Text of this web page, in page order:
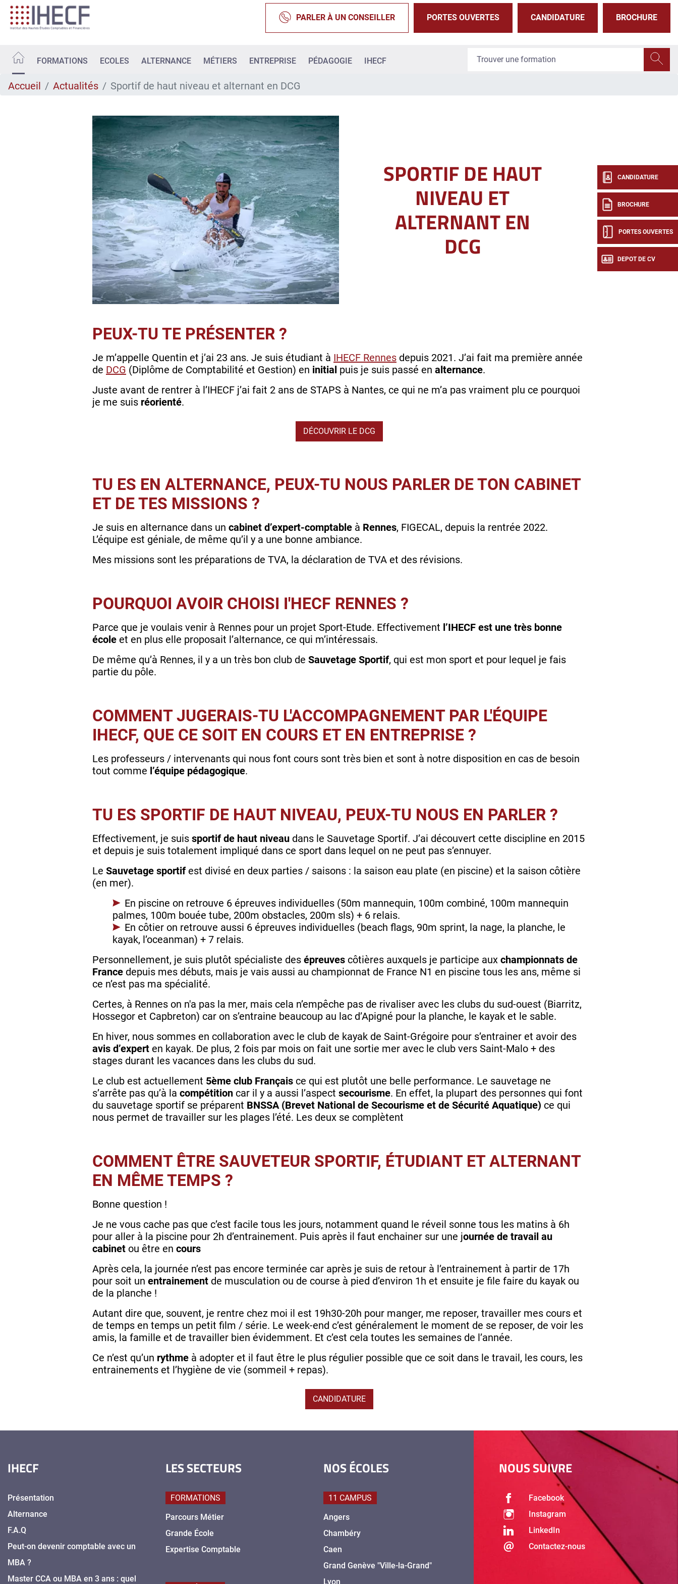
Aller
contenu
PARLER À UN CONSEILLER PORTES OUVERTES CANDIDATURE BROCHURE
FORMATIONS ECOLES ALTERNANCE MÉTIERS ENTREPRISE PÉDAGOGIE IHECF
CANDIDATURE
BROCHURE
PORTES OUVERTES
DEPOT DE CV
Accueil Actualités Sportif de haut niveau et alternant en DCG
SPORTIF DE HAUT
NIVEAU ET
ALTERNANT EN
DCG
PEUX-TU TE PRÉSENTER ?
Je m’appelle Quentin et j’ai 23 ans. Je suis étudiant à IHECF Rennes depuis 2021. J’ai fait ma première année
de DCG (Diplôme de Comptabilité et Gestion) en initial puis je suis passé en alternance.
Juste avant de rentrer à l’IHECF j’ai fait 2 ans de STAPS à Nantes, ce qui ne m’a pas vraiment plu ce pourquoi
je me suis réorienté.
DÉCOUVRIR LE DCG
TU ES EN ALTERNANCE, PEUX-TU NOUS PARLER DE TON CABINET
ET DE TES MISSIONS ?
Je suis en alternance dans un cabinet d’expert-comptable à Rennes, FIGECAL, depuis la rentrée 2022.
L’équipe est géniale, de même qu’il y a une bonne ambiance.
Mes missions sont les préparations de TVA, la déclaration de TVA et des révisions.
POURQUOI AVOIR CHOISI I'HECF RENNES ?
Parce que je voulais venir à Rennes pour un projet Sport-Etude. Effectivement l’IHECF est une très bonne
école et en plus elle proposait l’alternance, ce qui m’intéressais.
De même qu’à Rennes, il y a un très bon club de Sauvetage Sportif, qui est mon sport et pour lequel je fais
partie du pôle.
COMMENT JUGERAIS-TU L'ACCOMPAGNEMENT PAR L'ÉQUIPE
IHECF, QUE CE SOIT EN COURS ET EN ENTREPRISE ?
Les professeurs / intervenants qui nous font cours sont très bien et sont à notre disposition en cas de besoin
tout comme l’équipe pédagogique.
TU ES SPORTIF DE HAUT NIVEAU, PEUX-TU NOUS EN PARLER ?
Effectivement, je suis sportif de haut niveau dans le Sauvetage Sportif. J’ai découvert cette discipline en 2015
et depuis je suis totalement impliqué dans ce sport dans lequel on ne peut pas s’ennuyer.
Le Sauvetage sportif est divisé en deux parties / saisons : la saison eau plate (en piscine) et la saison côtière
(en mer).
En piscine on retrouve 6 épreuves individuelles (50m mannequin, 100m combiné, 100m mannequin
palmes, 100m bouée tube, 200m obstacles, 200m sls) + 6 relais.
En côtier on retrouve aussi 6 épreuves individuelles (beach flags, 90m sprint, la nage, la planche, le
kayak, l’oceanman) + 7 relais.
Personnellement, je suis plutôt spécialiste des épreuves côtières auxquels je participe aux championnats de
France depuis mes débuts, mais je vais aussi au championnat de France N1 en piscine tous les ans, même si
ce n’est pas ma spécialité.
Certes, à Rennes on n'a pas la mer, mais cela n’empêche pas de rivaliser avec les clubs du sud-ouest (Biarritz,
Hossegor et Capbreton) car on s’entraine beaucoup au lac d’Apigné pour la planche, le kayak et le sable.
En hiver, nous sommes en collaboration avec le club de kayak de Saint-Grégoire pour s’entrainer et avoir des
avis d’expert en kayak. De plus, 2 fois par mois on fait une sortie mer avec le club vers Saint-Malo + des
stages durant les vacances dans les clubs du sud.
Le club est actuellement 5ème club Français ce qui est plutôt une belle performance. Le sauvetage ne
s’arrête pas qu’à la compétition car il y a aussi l’aspect secourisme. En effet, la plupart des personnes qui font
du sauvetage sportif se préparent BNSSA (Brevet National de Secourisme et de Sécurité Aquatique) ce qui
nous permet de travailler sur les plages l’été. Les deux se complètent
COMMENT ÊTRE SAUVETEUR SPORTIF, ÉTUDIANT ET ALTERNANT
EN MÊME TEMPS ?
Bonne question !
Je ne vous cache pas que c’est facile tous les jours, notamment quand le réveil sonne tous les matins à 6h
pour aller à la piscine pour 2h d’entrainement. Puis après il faut enchainer sur une journée de travail au
cabinet ou être en cours
Après cela, la journée n’est pas encore terminée car après je suis de retour à l’entrainement à partir de 17h
pour soit un entrainement de musculation ou de course à pied d’environ 1h et ensuite je file faire du kayak ou
de la planche !
Autant dire que, souvent, je rentre chez moi il est 19h30-20h pour manger, me reposer, travailler mes cours et
de temps en temps un petit film / série. Le week-end c’est généralement le moment de se reposer, de voir les
amis, la famille et de travailler bien évidemment. Et c’est cela toutes les semaines de l’année.
Ce n’est qu’un rythme à adopter et il faut être le plus régulier possible que ce soit dans le travail, les cours, les
entrainements et l’hygiène de vie (sommeil + repas).
CANDIDATURE
IHECF
Présentation
Alternance
F.A.Q
Peut-on devenir comptable avec un
MBA ?
Master CCA ou MBA en 3 ans : quel
LES SECTEURS
FORMATIONS
Parcours Métier
Grande École
Expertise Comptable
NOS ÉCOLES
11 CAMPUS
Angers
Chambéry
Caen
Grand Genève "Ville-la-Grand"
Lyon
NOUS SUIVRE
Facebook
Instagram
LinkedIn
Contactez-nous